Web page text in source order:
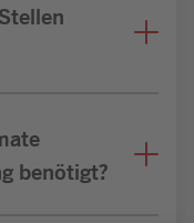
benötigt?